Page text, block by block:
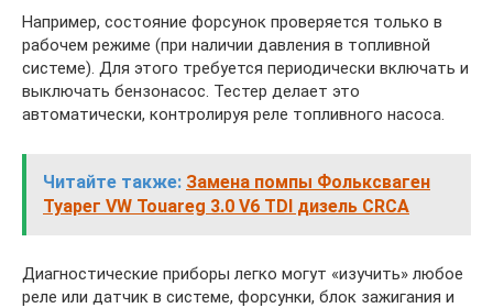
Например, состояние форсунок проверяется только в
рабочем режиме (при наличии давления в топливной
системе). Для этого требуется периодически включать и
выключать бензонасос. Тестер делает это
автоматически, контролируя реле топливного насоса.
Читайте также: Замена помпы Фольксваген
Туарег VW Touareg 3.0 V6 TDI дизель CRCA
Диагностические приборы легко могут «изучить» любое
реле или датчик в системе, форсунки, блок зажигания и